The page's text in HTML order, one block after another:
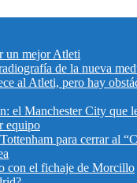
un mejor Atleti
de la nueva
al Atleti, pero hay
el Manchester City que
equipo
para cerrar al
con el fichaje de Morcillo